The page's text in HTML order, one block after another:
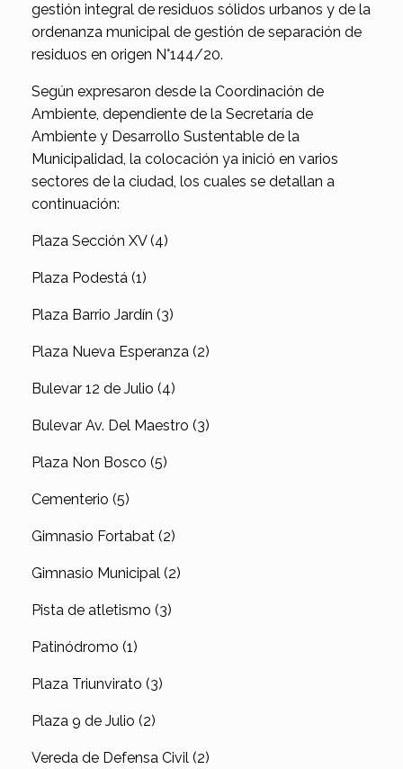
gestión integral de residuos sólidos urbanos y de la
ordenanza municipal de gestión de separación de
residuos en origen N°144/20.
Según expresaron desde la Coordinación de
Ambiente, dependiente de la Secretaría de
Ambiente y Desarrollo Sustentable de la
Municipalidad, la colocación ya inició en varios
sectores de la ciudad, los cuales se detallan a
continuación:
Plaza Sección XV (4)
Plaza Podestá (1)
Plaza Barrio Jardín (3)
Plaza Nueva Esperanza (2)
Bulevar 12 de Julio (4)
Bulevar Av. Del Maestro (3)
Plaza Non Bosco (5)
Cementerio (5)
Gimnasio Fortabat (2)
Gimnasio Municipal (2)
Pista de atletismo (3)
Patinódromo (1)
Plaza Triunvirato (3)
Plaza 9 de Julio (2)
Vereda de Defensa Civil (2)